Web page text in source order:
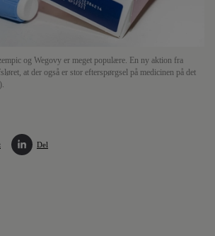
og Wegovy er meget populære. En ny aktion fra
at der også er stor efterspørgsel på medicinen på det
Del